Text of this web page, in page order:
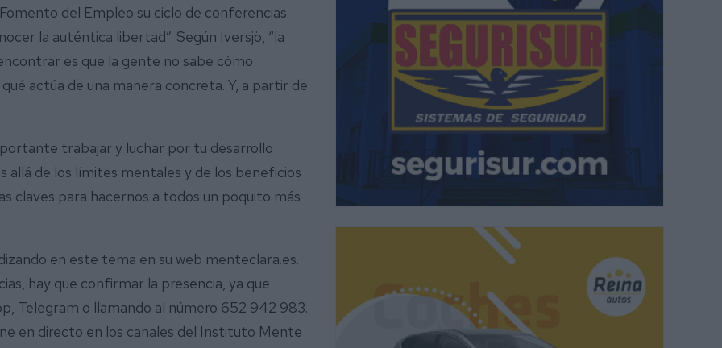
del Empleo su ciclo de conferencias
la auténtica libertad”. Según Iversjö, “la
es que la gente no sabe cómo
actúa de una manera concreta. Y, a partir de
trabajar y luchar por tu desarrollo
allá de los límites mentales y de los beneficios
claves para hacernos a todos un poquito más
en este tema en su web menteclara.es.
hay que confirmar la presencia, ya que
Telegram o llamando al número 652 942 983.
en directo en los canales del Instituto Mente